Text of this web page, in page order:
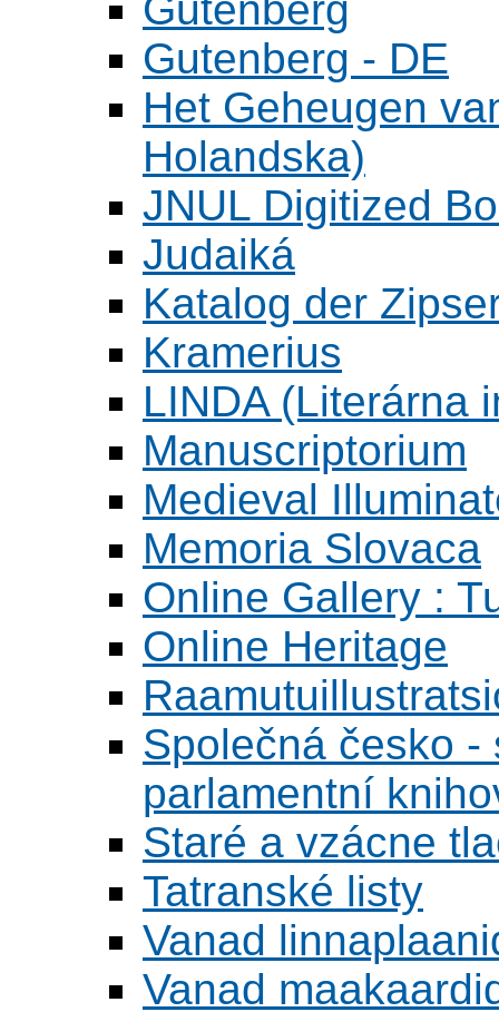
Gutenberg - DE
Het Geheugen
Holandska)
JNUL Digitized
Judaiká
Katalog der
Kramerius
LINDA (Literárna
Manuscriptorium
Medieval
Memoria Slovaca
Online Gallery :
Online Heritage
Společná česko
parlamentní
Staré a vzácne
Tatranské listy
Vanad
Vanad